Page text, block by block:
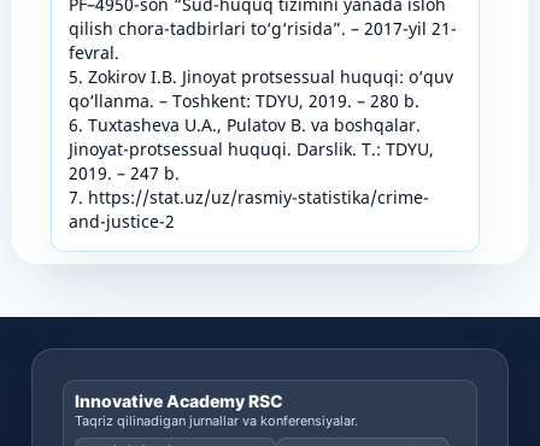
qilish chora-tadbirlari to‘g‘risida”. – 2017-yil 21-
fevral.
5. Zokirov I.B. Jinoyat protsessual huquqi: o‘quv
qo‘llanma. – Toshkent: TDYU, 2019. – 280 b.
6. Tuxtasheva U.A., Pulatov B. va boshqalar.
Jinoyat-protsessual huquqi. Darslik. T.: TDYU,
2019. – 247 b.
7. https://stat.uz/uz/rasmiy-statistika/crime-
and-justice-2
Innovative Academy RSC
Taqriz qilinadigan jurnallar va konferensiyalar.